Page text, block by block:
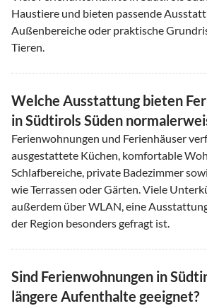
Haustiere und bieten passende
Außenbereiche oder praktische
Tieren.
Welche Ausstattung bieten
in Südtirols Süden
Ferienwohnungen und Ferienhäuser
ausgestattete Küchen, komfortable
Schlafbereiche, private Badezimmer
wie Terrassen oder Gärten. Viele
außerdem über WLAN, eine
der Region besonders gefragt ist.
Sind Ferienwohnungen in
längere Aufenthalte geeignet?